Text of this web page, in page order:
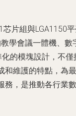
片組與LGA1150
學會議一體機、數
的模塊設計，不僅
和維護的特點，為最
務，是推動各行業數